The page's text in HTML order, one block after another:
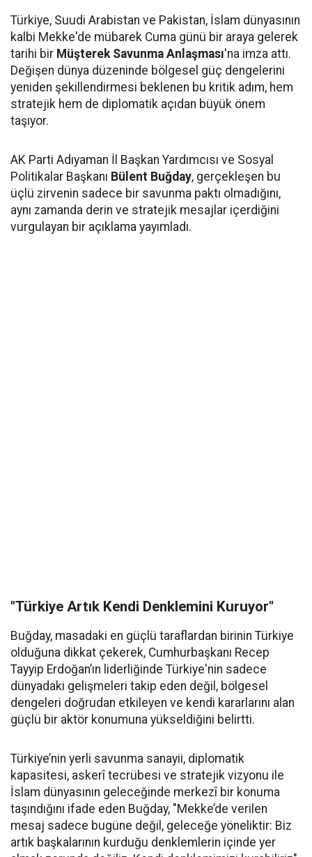
Türkiye, Suudi Arabistan ve Pakistan, İslam dünyasının
kalbi Mekke'de mübarek Cuma günü bir araya gelerek
tarihi bir Müşterek Savunma Anlaşması'na imza attı.
Değişen dünya düzeninde bölgesel güç dengelerini
yeniden şekillendirmesi beklenen bu kritik adım, hem
stratejik hem de diplomatik açıdan büyük önem
taşıyor.
AK Parti Adıyaman İl Başkan Yardımcısı ve Sosyal
Politikalar Başkanı Bülent Buğday, gerçekleşen bu
üçlü zirvenin sadece bir savunma paktı olmadığını,
aynı zamanda derin ve stratejik mesajlar içerdiğini
vurgulayan bir açıklama yayımladı.
"Türkiye Artık Kendi Denklemini Kuruyor"
Buğday, masadaki en güçlü taraflardan birinin Türkiye
olduğuna dikkat çekerek, Cumhurbaşkanı Recep
Tayyip Erdoğan’ın liderliğinde Türkiye'nin sadece
dünyadaki gelişmeleri takip eden değil, bölgesel
dengeleri doğrudan etkileyen ve kendi kararlarını alan
güçlü bir aktör konumuna yükseldiğini belirtti.
Türkiye’nin yerli savunma sanayii, diplomatik
kapasitesi, askerî tecrübesi ve stratejik vizyonu ile
İslam dünyasının geleceğinde merkezî bir konuma
taşındığını ifade eden Buğday, "Mekke’de verilen
mesaj sadece bugüne değil, geleceğe yöneliktir: Biz
artık başkalarının kurduğu denklemlerin içinde yer